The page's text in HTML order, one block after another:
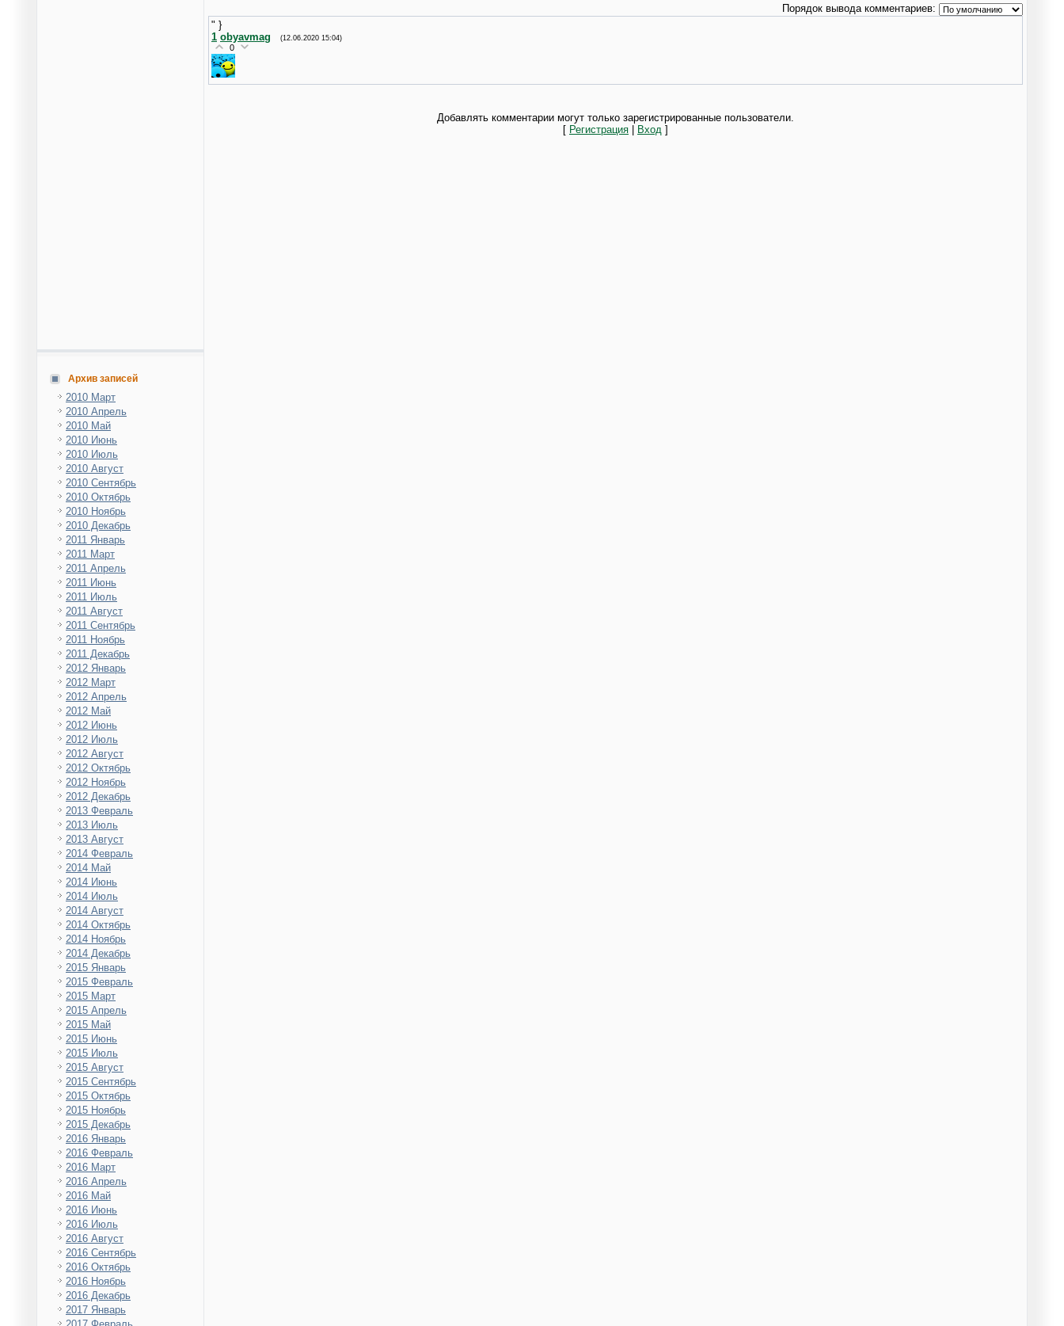
Архив записей
2010 Март
2010 Апрель
2010 Май
2010 Июнь
2010 Июль
2010 Август
2010 Сентябрь
2010 Октябрь
2010 Ноябрь
2010 Декабрь
2011 Январь
2011 Март
2011 Апрель
2011 Июнь
2011 Июль
2011 Август
2011 Сентябрь
2011 Ноябрь
2011 Декабрь
2012 Январь
2012 Март
2012 Апрель
2012 Май
2012 Июнь
2012 Июль
2012 Август
2012 Октябрь
2012 Ноябрь
2012 Декабрь
2013 Февраль
2013 Июль
2013 Август
2014 Февраль
2014 Май
2014 Июнь
2014 Июль
2014 Август
2014 Октябрь
2014 Ноябрь
2014 Декабрь
2015 Январь
2015 Февраль
2015 Март
2015 Апрель
2015 Май
2015 Июнь
2015 Июль
2015 Август
2015 Сентябрь
2015 Октябрь
2015 Ноябрь
2015 Декабрь
2016 Январь
2016 Февраль
2016 Март
2016 Апрель
2016 Май
2016 Июнь
2016 Июль
2016 Август
2016 Сентябрь
2016 Октябрь
2016 Ноябрь
2016 Декабрь
2017 Январь
Порядок вывода комментариев:
" }
1 obyavmag (12.06.2020 15:04)
0
Добавлять комментарии могут только зарегистрированные пользователи.
[ Регистрация Вход ]